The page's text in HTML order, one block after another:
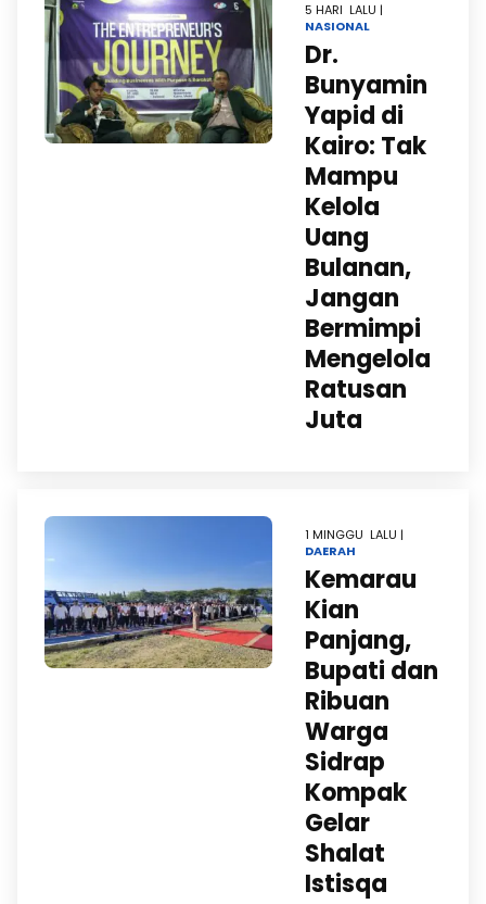
5 HARI LALU |
NASIONAL
Dr.
Bunyamin
Yapid di
Kairo: Tak
Mampu
Kelola
Uang
Bulanan,
Jangan
Bermimpi
Mengelola
Ratusan
Juta
1 MINGGU LALU |
DAERAH
Kemarau
Kian
Panjang,
Bupati dan
Ribuan
Warga
Sidrap
Kompak
Gelar
Shalat
Istisqa